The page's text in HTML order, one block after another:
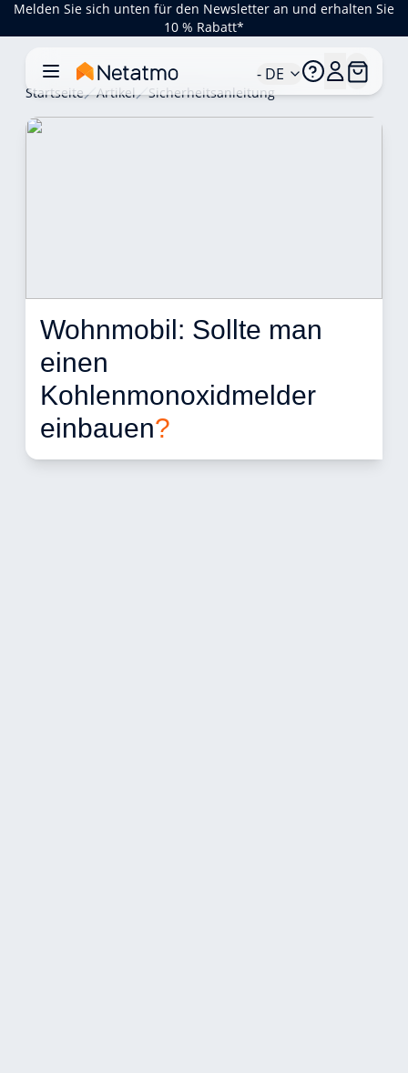
Melden Sie sich unten für den Newsletter an und erhalten Sie
10 % Rabatt*
- DE
Startseite Artikel Sicherheitsanleitung
Wohnmobil: Sollte man
einen
Kohlenmonoxidmelder
einbauen?